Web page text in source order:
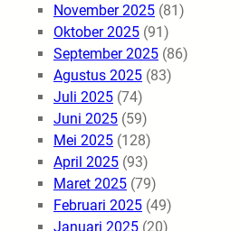
November 2025 (81)
Oktober 2025 (91)
September 2025 (86)
Agustus 2025 (83)
Juli 2025 (74)
Juni 2025 (59)
Mei 2025 (128)
April 2025 (93)
Maret 2025 (79)
Februari 2025 (49)
Januari 2025 (20)